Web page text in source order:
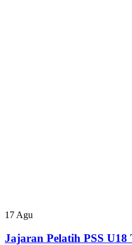
17 Agu
Jajaran Pelatih PSS